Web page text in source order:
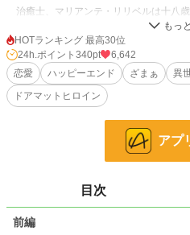
治癒士、マリアンテ・リリベルは十八
にこやかな笑顔で周囲を癒す人気者。
そんな彼女を巡る男はヨシュア・カレン
二人とも騎士団の「双璧」と呼ばれる優
軽薄と気質は真逆だったが、女の好みは同
これは見目麗しい男女の三角関係の物
そのかたわらで、誰の眼中にも入らない
※他サイトにも投稿しています
HOTランキング 最高30位
24h.ポイント 340pt
6,642
恋愛
ハッピーエンド ざまぁ 異
ドアマットヒロイン
アプ
目次
前編